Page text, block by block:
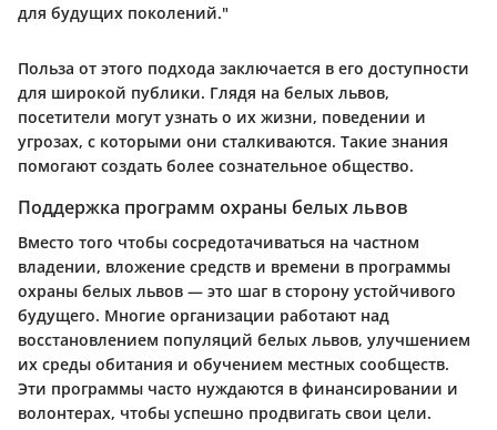
для будущих поколений."
Польза от этого подхода заключается в его доступности
для широкой публики. Глядя на белых львов,
посетители могут узнать о их жизни, поведении и
угрозах, с которыми они сталкиваются. Такие знания
помогают создать более сознательное общество.
Поддержка программ охраны белых львов
Вместо того чтобы сосредотачиваться на частном
владении, вложение средств и времени в программы
охраны белых львов — это шаг в сторону устойчивого
будущего. Многие организации работают над
восстановлением популяций белых львов, улучшением
их среды обитания и обучением местных сообществ.
Эти программы часто нуждаются в финансировании и
волонтерах, чтобы успешно продвигать свои цели.